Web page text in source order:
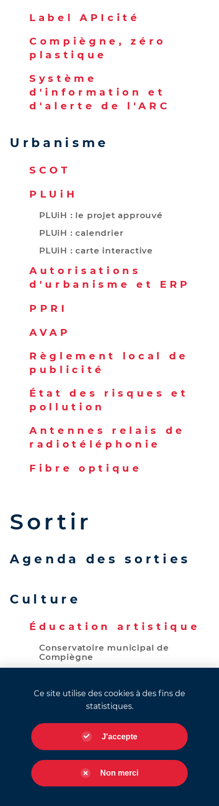
Ce site utilise des cookies à des fins de
statistiques.
J'accepte
Non merci
Label APIcité
Compiègne, zéro
plastique
Système
d'information et
d'alerte de l'ARC
Urbanisme
SCOT
PLUiH
PLUiH : le projet approuvé
PLUiH : calendrier
PLUiH : carte interactive
Autorisations
d'urbanisme et ERP
PPRI
AVAP
Règlement local de
publicité
État des risques et
pollution
Antennes relais de
radiotéléphonie
Fibre optique
Sortir
Agenda des sorties
Culture
Éducation artistique
Conservatoire municipal de
Compiègne
L’équipe pédagogique
Musique
Théâtre
École des beaux-arts
Contrat local d'éducation artistique
CLEA : Appel à candidature